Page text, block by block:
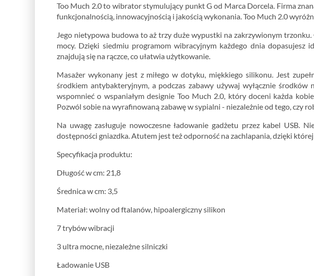
Too Much 2.0 to wibrator stymulujący punkt G od Marca Dorcela. Firma
funkcjonalnością, innowacyjnością i jakością wykonania. Too Much 2.0
Jego nietypowa budowa to aż trzy duże wypustki na zakrzywionym
mocy. Dzięki siedmiu programom wibracyjnym każdego dnia dopasujesz
znajdują się na rączce, co ułatwia użytkowanie.
Masażer wykonany jest z miłego w dotyku, miękkiego silikonu. Jest
środkiem antybakteryjnym, a podczas zabawy używaj wyłącznie
wspomnieć o wspaniałym designie Too Much 2.0, który doceni każda
Pozwól sobie na wyrafinowaną zabawę w sypialni - niezależnie od tego, czy
Na uwagę zasługuje nowoczesne ładowanie gadżetu przez kabel USB.
dostępności gniazdka. Atutem jest też odporność na zachlapania, dzięki
Specyfikacja produktu:
Długość w cm: 21,8
Średnica w cm: 3,5
Materiał: wolny od ftalanów, hipoalergiczny silikon
7 trybów wibracji
3 ultra mocne, niezależne silniczki
Ładowanie USB